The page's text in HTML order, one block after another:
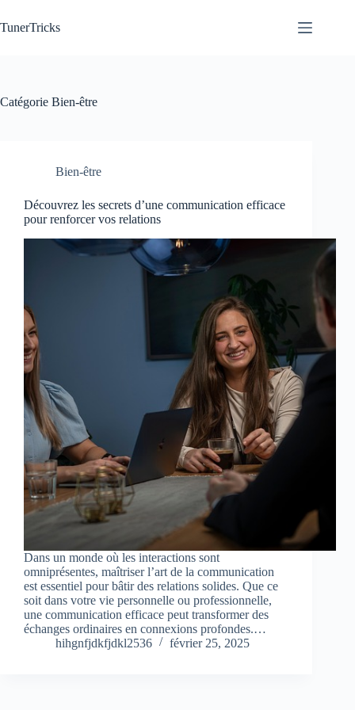
au
contenu
TunerTricks
Catégorie Bien-être
Bien-être
Découvrez les secrets d’une communication efficace
pour renforcer vos relations
Dans un monde où les interactions sont
omniprésentes, maîtriser l’art de la communication
est essentiel pour bâtir des relations solides. Que ce
soit dans votre vie personnelle ou professionnelle,
une communication efficace peut transformer des
échanges ordinaires en connexions profondes.…
hihgnfjdkfjdkl2536
février 25, 2025